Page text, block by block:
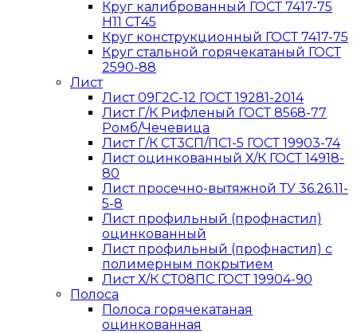
Круг калиброванный ГОСТ 7417-75
H11 СТ45
Круг конструкционный ГОСТ 7417-75
Круг стальной горячекатаный ГОСТ
2590-88
Лист
Лист 09Г2С-12 ГОСТ 19281-2014
Лист Г/К Рифленый ГОСТ 8568-77
Ромб/Чечевица
Лист Г/К СТ3СП/ПС1-5 ГОСТ 19903-74
Лист оцинкованный Х/К ГОСТ 14918-
80
Лист просечно-вытяжной ТУ 36.26.11-
5-8
Лист профильный (профнастил)
оцинкованный
Лист профильный (профнастил) с
полимерным покрытием
Лист Х/К СТ08ПС ГОСТ 19904-90
Полоса
Полоса горячекатаная
оцинкованная